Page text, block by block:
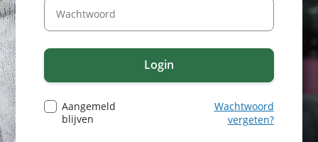
Login
Aangemeld
blijven
Wachtwoord
vergeten?